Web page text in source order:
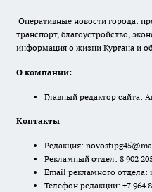
Оперативные новости города:
транспорт, благоустройство,
информация о жизни Кургана и
О компании:
Главный редактор сайта:
Контакты
Редакция:
Рекламный отдел: 8 902
Email рекламного отдела:
Телефон редакции: +7 964